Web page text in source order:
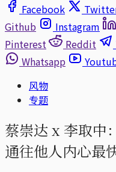
Facebook
Github
Instagram
Pinterest
Reddit
Whatsapp
风物
专题
蔡崇达 x 李取中
通往他人内心最